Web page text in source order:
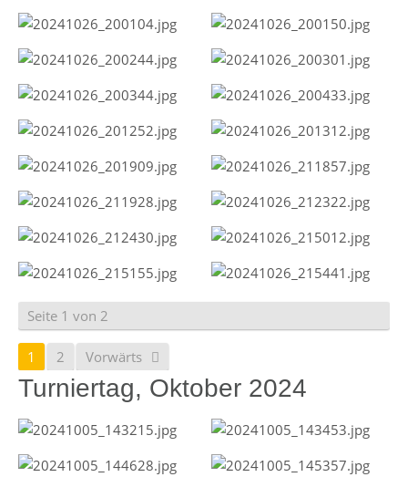
Seite 1 von 2
1 2 Vorwärts
Turniertag, Oktober 2024